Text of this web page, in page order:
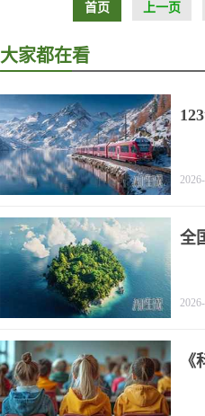
首页 上一页
大家都在看
全